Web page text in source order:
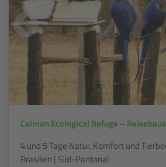
Caiman Ecological Refuge –
4 und 5 Tage Natur, Komfort und
Brasilien | Süd-Pantanal